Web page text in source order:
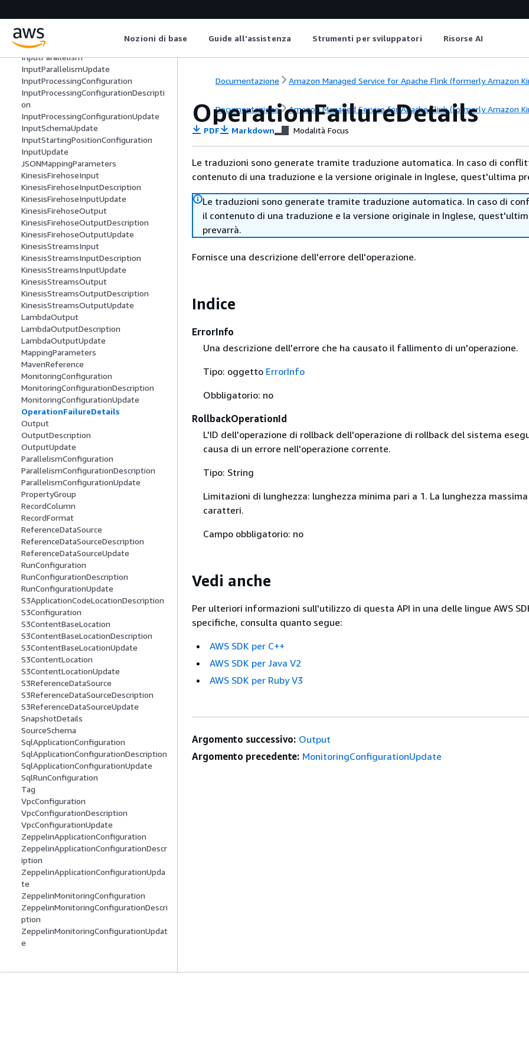
Nozioni di base Guide all'assistenza Strumenti per sviluppatori Risorse AI
InputLambdaProcessor
InputLambdaProcessorDescription
InputLambdaProcessorUpdate
InputParallelism
InputParallelismUpdate
InputProcessingConfiguration
InputProcessingConfigurationDescripti
on
InputProcessingConfigurationUpdate
InputSchemaUpdate
InputStartingPositionConfiguration
InputUpdate
JSONMappingParameters
KinesisFirehoseInput
KinesisFirehoseInputDescription
KinesisFirehoseInputUpdate
KinesisFirehoseOutput
KinesisFirehoseOutputDescription
KinesisFirehoseOutputUpdate
KinesisStreamsInput
KinesisStreamsInputDescription
KinesisStreamsInputUpdate
KinesisStreamsOutput
KinesisStreamsOutputDescription
KinesisStreamsOutputUpdate
LambdaOutput
LambdaOutputDescription
LambdaOutputUpdate
MappingParameters
MavenReference
MonitoringConfiguration
MonitoringConfigurationDescription
MonitoringConfigurationUpdate
OperationFailureDetails
Output
OutputDescription
OutputUpdate
ParallelismConfiguration
ParallelismConfigurationDescription
ParallelismConfigurationUpdate
PropertyGroup
RecordColumn
RecordFormat
ReferenceDataSource
ReferenceDataSourceDescription
ReferenceDataSourceUpdate
RunConfiguration
RunConfigurationDescription
RunConfigurationUpdate
S3ApplicationCodeLocationDescription
S3Configuration
S3ContentBaseLocation
S3ContentBaseLocationDescription
S3ContentBaseLocationUpdate
S3ContentLocation
S3ContentLocationUpdate
S3ReferenceDataSource
S3ReferenceDataSourceDescription
S3ReferenceDataSourceUpdate
SnapshotDetails
SourceSchema
SqlApplicationConfiguration
SqlApplicationConfigurationDescription
SqlApplicationConfigurationUpdate
SqlRunConfiguration
Tag
VpcConfiguration
VpcConfigurationDescription
VpcConfigurationUpdate
ZeppelinApplicationConfiguration
ZeppelinApplicationConfigurationDescr
iption
ZeppelinApplicationConfigurationUpda
te
ZeppelinMonitoringConfiguration
ZeppelinMonitoringConfigurationDescri
ption
ZeppelinMonitoringConfigurationUpdat
e
Documentazione Amazon Managed Service for Apache Flink (formerly Amazon
Documentazione Amazon Managed Service for Apache Flink (formerly Amazon
OperationFailureDetails
PDF Markdown Modalità Focus
Le traduzioni sono generate tramite traduzione automatica. In caso di
contenuto di una traduzione e la versione originale in Inglese, quest'ultima
Le traduzioni sono generate tramite traduzione automatica. In caso di
il contenuto di una traduzione e la versione originale in Inglese,
prevarrà.
Fornisce una descrizione dell'errore dell'operazione.
Indice
ErrorInfo
Una descrizione dell'errore che ha causato il fallimento di un'operazione.
Tipo: oggetto ErrorInfo
Obbligatorio: no
RollbackOperationId
L'ID dell'operazione di rollback dell'operazione di rollback del sistema
causa di un errore nell'operazione corrente.
Tipo: String
Limitazioni di lunghezza: lunghezza minima pari a 1. La lunghezza
caratteri.
Campo obbligatorio: no
Vedi anche
Per ulteriori informazioni sull'utilizzo di questa API in una delle lingue AWS
specifiche, consulta quanto segue:
AWS SDK per C++
AWS SDK per Java V2
AWS SDK per Ruby V3
Argomento successivo: Output
Argomento precedente: MonitoringConfigurationUpdate